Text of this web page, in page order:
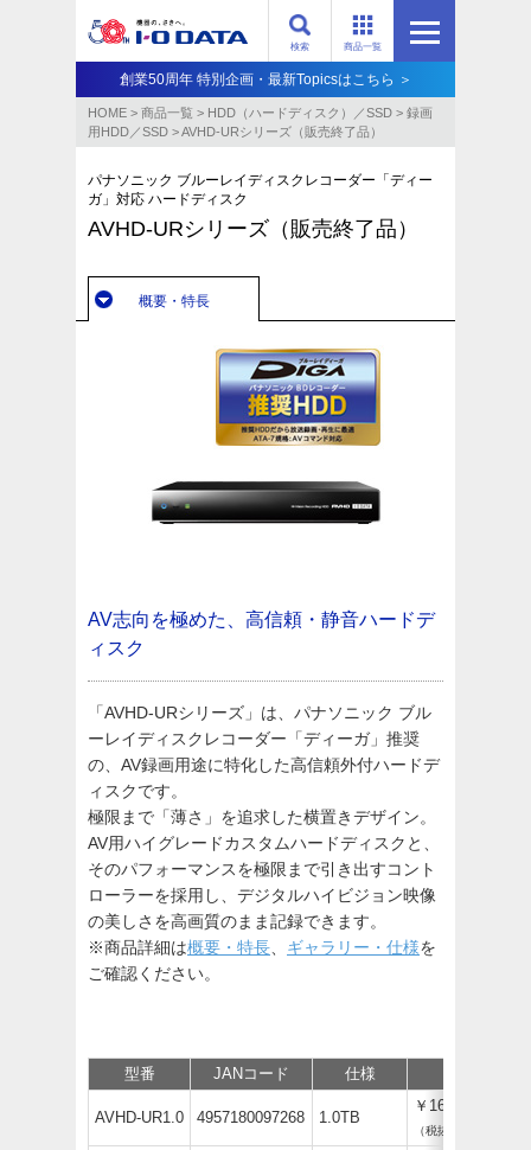
商品一覧
検索
創業50周年 特別企画・最新Topicsはこちら ＞
HOME > 商品一覧 > HDD（ハードディスク）／SSD > 録画
用HDD／SSD >AVHD-URシリーズ（販売終了品）
パナソニック ブルーレイディスクレコーダー「ディー
ガ」対応 ハードディスク
AVHD-URシリーズ（販売終了品）
概要・特長
AV志向を極めた、高信頼・静音ハードデ
ィスク
「AVHD-URシリーズ」は、パナソニック ブル
ーレイディスクレコーダー「ディーガ」推奨
の、AV録画用途に特化した高信頼外付ハードデ
ィスクです。
極限まで「薄さ」を追求した横置きデザイン。
AV用ハイグレードカスタムハードディスクと、
そのパフォーマンスを極限まで引き出すコント
ローラーを採用し、デジタルハイビジョン映像
の美しさを高画質のまま記録できます。
※商品詳細は概要・特長 ギャラリー・仕様を
ご確認ください。
型番 JANコード 仕様
AVHD-UR1.0 4957180097268 1.0TB
￥16,060
（税抜￥14,600）